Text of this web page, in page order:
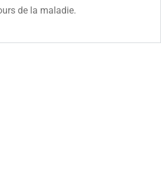
de la maladie.